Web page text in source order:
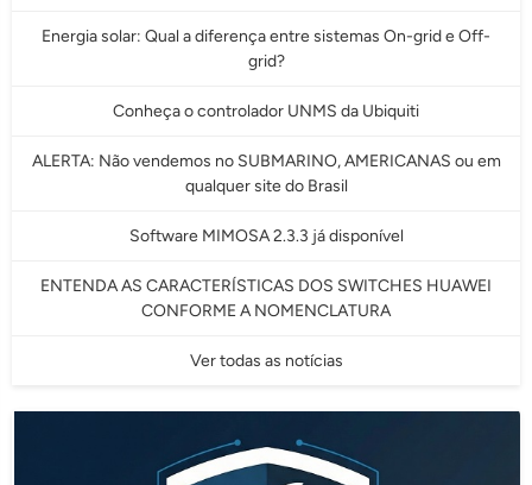
Energia solar: Qual a diferença entre sistemas On-grid e Off-
grid?
Conheça o controlador UNMS da Ubiquiti
ALERTA: Não vendemos no SUBMARINO, AMERICANAS ou em
qualquer site do Brasil
Software MIMOSA 2.3.3 já disponível
ENTENDA AS CARACTERÍSTICAS DOS SWITCHES HUAWEI
CONFORME A NOMENCLATURA
Ver todas as notícias